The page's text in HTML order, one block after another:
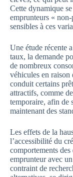
Cette dynamique
emprunteurs «
sensibles à ces
Une étude récente
taux, la demande
de nombreux
véhicules en raison
conduit certains
attractifs, comme
temporaire, afin de
maintenant des
Les effets de la
l’accessibilité du
comportements
emprunteur avec
contraint de